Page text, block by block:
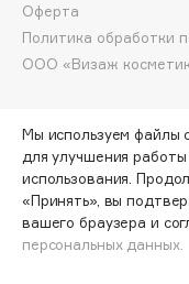
DP Daily Perfection
Dr. Vranjes Firenze
DSD de Luxe
Dyson
СООБЩИТЬ О
ООО «Визаж
Оферта
Политика обработки
Мы используем файлы
для улучшения
использования.
«Принять», вы
вашего браузера и
персональных данных.